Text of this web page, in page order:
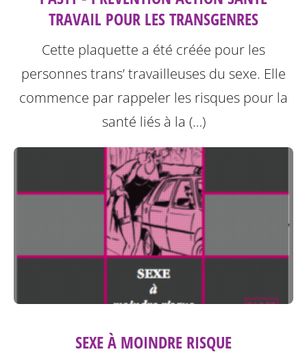
TRAVAIL POUR LES TRANSGENRES
Cette plaquette a été créée pour les
personnes trans’ travailleuses du sexe. Elle
commence par rappeler les risques pour la
santé liés à la (…)
SEXE À MOINDRE RISQUE